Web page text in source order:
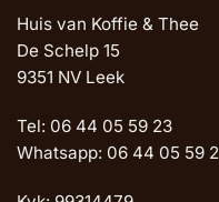
Huis van Koffie & Thee
De Schelp 15
9351 NV Leek
Tel: 06 44 05 59 23
Whatsapp: 06 44 05 59